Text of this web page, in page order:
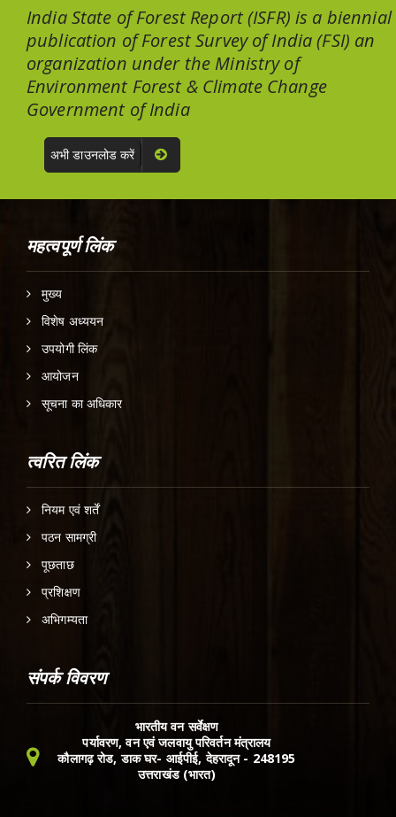
India State of Forest Report (ISFR) is a biennial
publication of Forest Survey of India (FSI) an
organization under the Ministry of
Environment Forest & Climate Change
Government of India
अभी डाउनलोड करें
महत्वपूर्ण लिंक
मुख्य
विशेष अध्ययन
उपयोगी लिंक
आयोजन
सूचना का अधिकार
त्वरित लिंक
नियम एवं शर्तें
पठन सामग्री
पूछताछ
प्रशिक्षण
अभिगम्यता
संपर्क विवरण
भारतीय वन सर्वेक्षण
पर्यावरण, वन एवं जलवायु परिवर्तन मंत्रालय
कौलागढ़ रोड, डाक घर- आईपीई, देहरादून - 248195
उत्तराखंड (भारत)